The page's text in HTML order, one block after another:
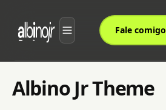
Fale comigo
Albino Jr Theme